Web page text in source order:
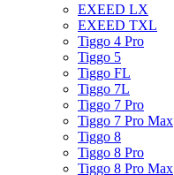
EXEED LX
EXEED TXL
Tiggo 4 Pro
Tiggo 5
Tiggo FL
Tiggo 7L
Tiggo 7 Pro
Tiggo 7 Pro Max
Tiggo 8
Tiggo 8 Pro
Tiggo 8 Pro Max